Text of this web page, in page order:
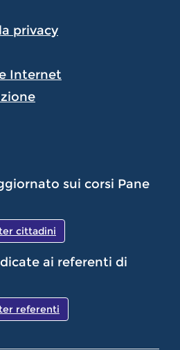
privacy
Internet
sui corsi Pane
cittadini
ai referenti di
referenti